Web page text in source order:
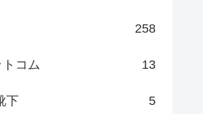
258
コム 13
下 5